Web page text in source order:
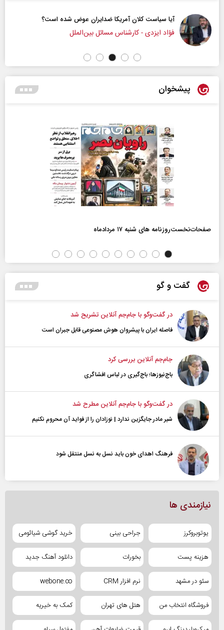
آیا سیاست کلان آمریکا ضدایران عوض شده است؟
فؤاد ایزدی - کارشناس مسائل بین‌الملل
پیشخوان
صفحات‌نخست‌روزنامه ها‌ی شنبه ۱۷ مردادماه
گفت و گو
در گفت‌و‌گو با جام‌جم آنلاین تشریح شد
فاصله ایران با پیشرو‌ان هوش مصنوعی قابل جبران است
جام‌جم آنلاین بررسی کرد
باج‌نیوزها؛ باج‌گیری در لباس افشاگری
در گفت‌و‌گو با جام‌جم آنلاین مطرح شد
شیر مادر جایگزین ندارد | نوزادان را از فواید آن محروم نکنیم
فرهنگ اهدای خون باید نسل به نسل منتقل شود
نیازمندی ها
یوتوبروکرز جراحی بینی خرید گوشی شیائومی
هزینه پست بخورات دانلود آهنگ جدید
سئو در مشهد نرم افزار CRM webone.co
فروشگاه انتخاب من هتل های تهران کمک به خیریه